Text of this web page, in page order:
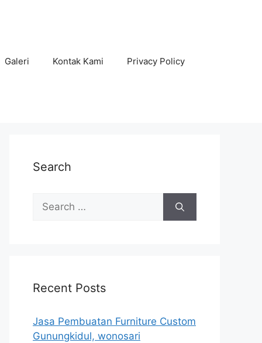
Galeri Kontak Kami Privacy Policy
Search
Search
for:
Recent Posts
Jasa Pembuatan Furniture Custom
Gunungkidul, wonosari